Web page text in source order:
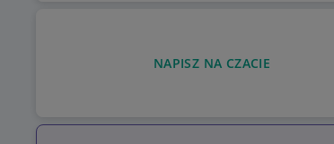
NAPISZ NA CZACIE